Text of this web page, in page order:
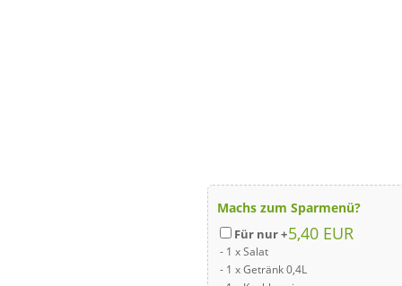
Machs zum Sparmenü?
Für nur +5,40 EUR
- 1 x Salat
- 1 x Getränk 0,4L